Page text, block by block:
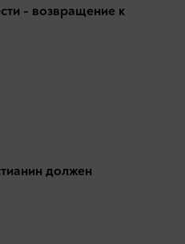
- возвращение к
должен